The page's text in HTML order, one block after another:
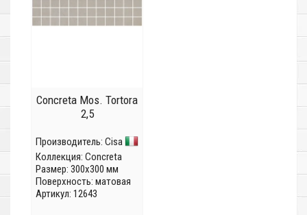
Concreta Mos. Tortora
2,5
Производитель: Cisa
Коллекция: Concreta
Размер: 300x300 мм
Поверхность: матовая
Артикул: 12643